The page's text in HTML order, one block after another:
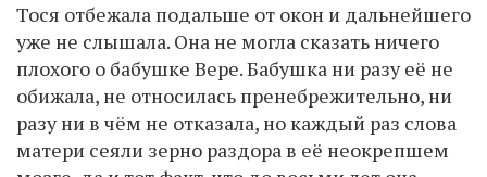
Тося отбежала подальше от окон и дальнейшего
уже не слышала. Она не могла сказать ничего
плохого о бабушке Вере. Бабушка ни разу её не
обижала, не относилась пренебрежительно, ни
разу ни в чём не отказала, но каждый раз слова
матери сеяли зерно раздора в её неокрепшем